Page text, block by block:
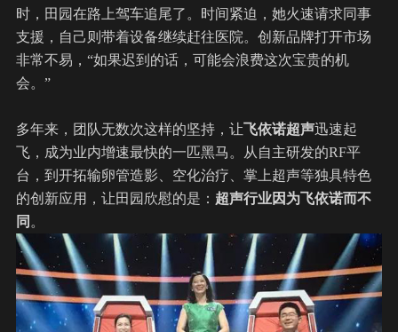
时，田园在路上驾车追尾了。时间紧迫，她火速请求同事
支援，自己则带着设备继续赶往医院。创新品牌打开市场
非常不易，“如果迟到的话，可能会浪费这次宝贵的机
会。”
多年来，团队无数次这样的坚持，让飞依诺超声迅速起
飞，成为业内增速最快的一匹黑马。从自主研发的RF平
台，到开拓输卵管造影、空化治疗、 掌上超声等独具特色
的创新应用，让田园欣慰的是： 超声行业因为飞依诺而不
同 。